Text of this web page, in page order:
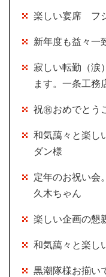
楽しい宴席 フ
新年度も益々一
寂しい転勤（涙
ます。一条工務
祝㊗おめでとう
和気藹々と楽し
ダン様
定年のお祝い会
久木ちゃん
楽しい企画の懇
和気藹々と楽し
黒潮隊様お揃い